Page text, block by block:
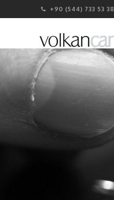
+90 (544) 733 53 38